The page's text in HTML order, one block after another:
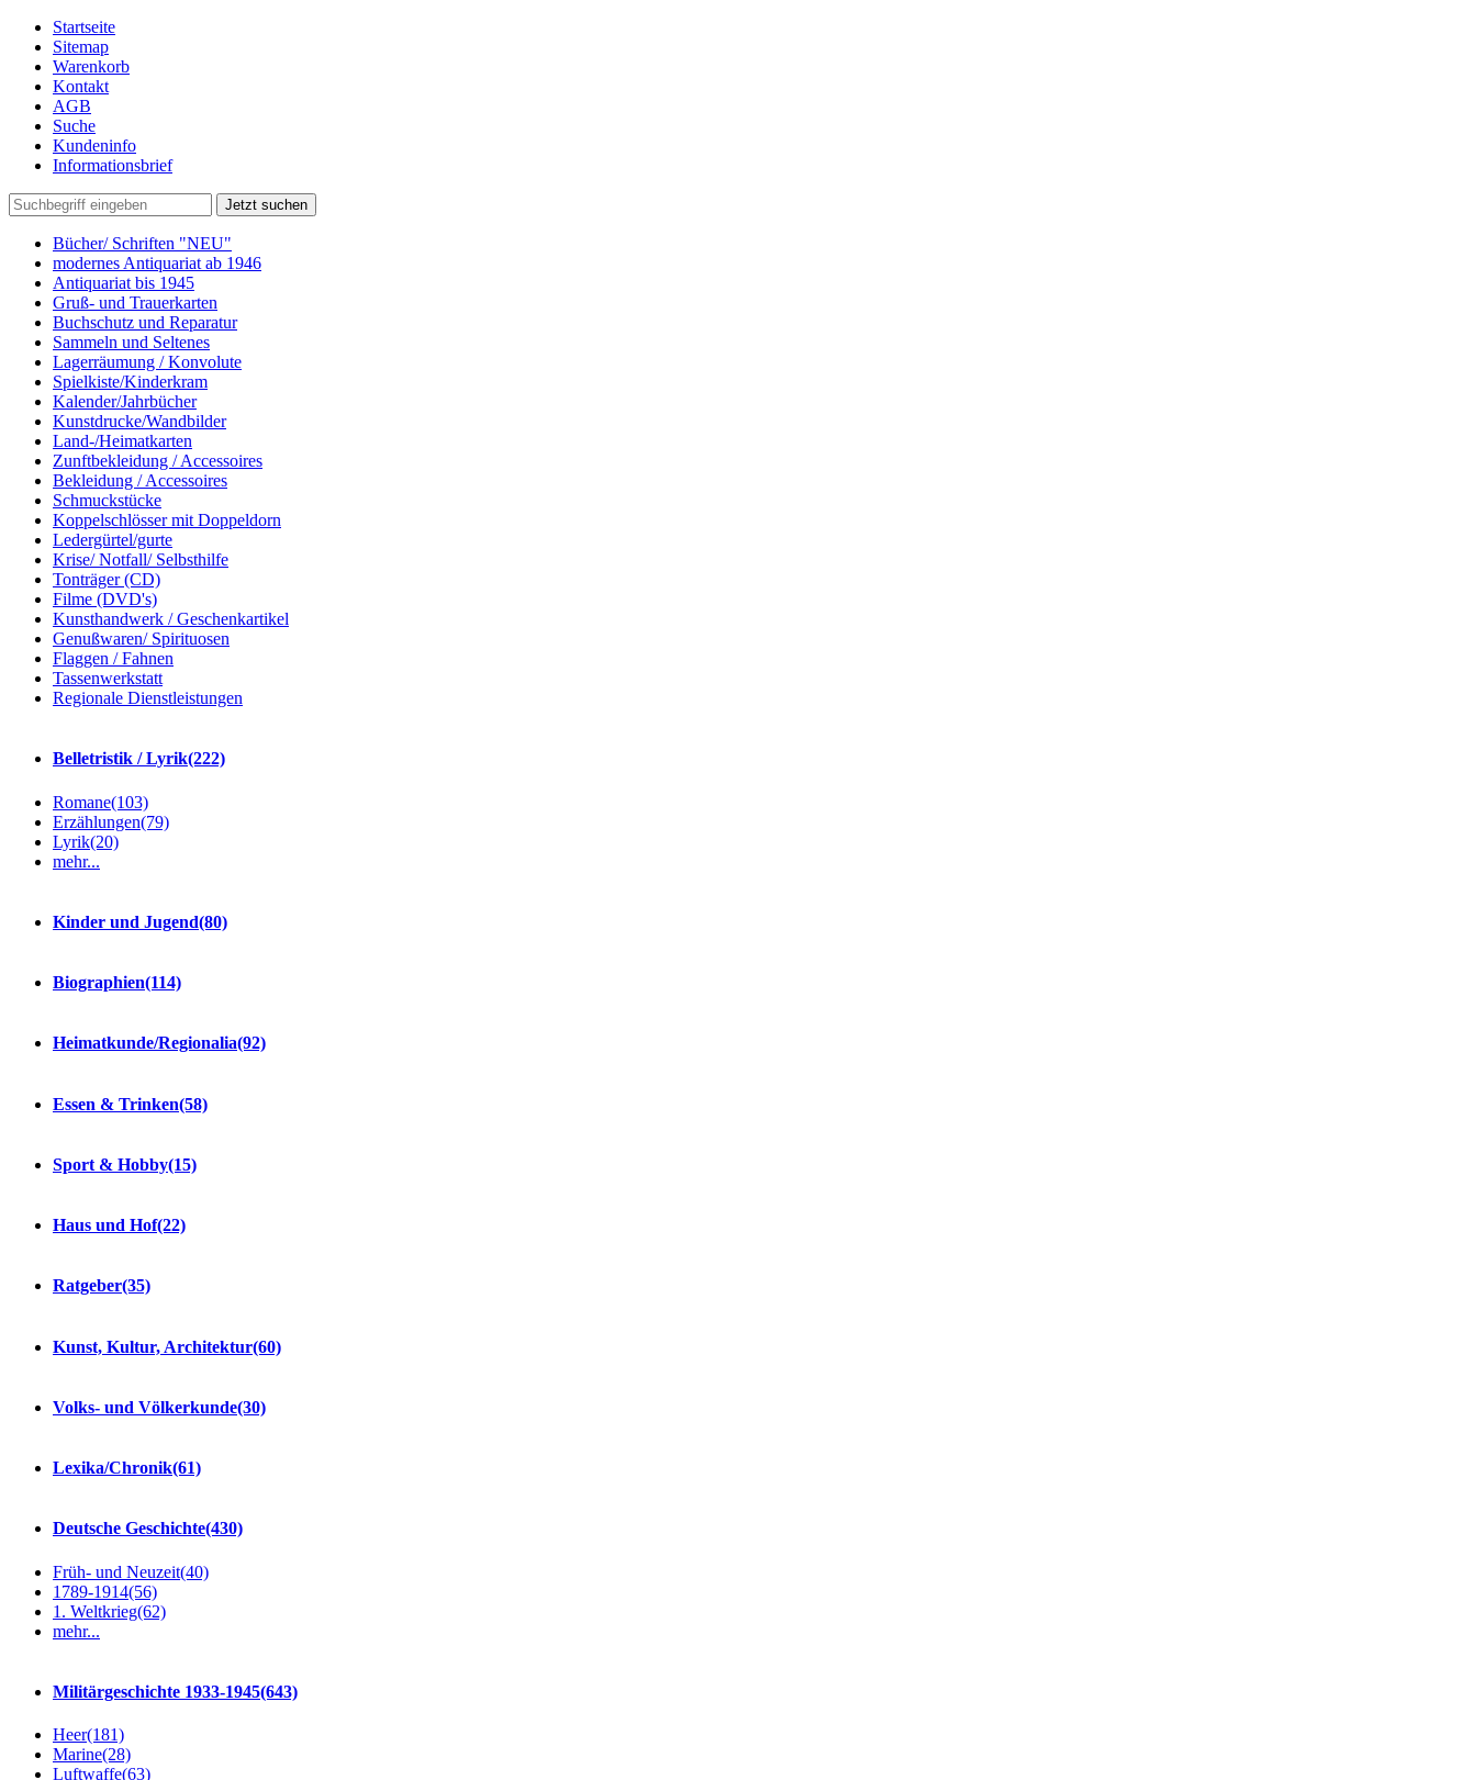
Startseite
Sitemap
Warenkorb
Kontakt
AGB
Suche
Kundeninfo
Informationsbrief
Jetzt suchen
Bücher/ Schriften "NEU"
modernes Antiquariat ab 1946
Antiquariat bis 1945
Gruß- und Trauerkarten
Buchschutz und Reparatur
Sammeln und Seltenes
Lagerräumung / Konvolute
Spielkiste/Kinderkram
Kalender/Jahrbücher
Kunstdrucke/Wandbilder
Land-/Heimatkarten
Zunftbekleidung / Accessoires
Bekleidung / Accessoires
Schmuckstücke
Koppelschlösser mit Doppeldorn
Ledergürtel/gurte
Krise/ Notfall/ Selbsthilfe
Tonträger (CD)
Filme (DVD's)
Kunsthandwerk / Geschenkartikel
Genußwaren/ Spirituosen
Flaggen / Fahnen
Tassenwerkstatt
Regionale Dienstleistungen
Belletristik / Lyrik(222)
Romane(103)
Erzählungen(79)
Lyrik(20)
mehr...
Kinder und Jugend(80)
Biographien(114)
Heimatkunde/Regionalia(92)
Essen & Trinken(58)
Sport & Hobby(15)
Haus und Hof(22)
Ratgeber(35)
Kunst, Kultur, Architektur(60)
Volks- und Völkerkunde(30)
Lexika/Chronik(61)
Deutsche Geschichte(430)
Früh- und Neuzeit(40)
1789-1914(56)
1. Weltkrieg(62)
mehr...
Militärgeschichte 1933-1945(643)
Heer(181)
Marine(28)
Luftwaffe(63)